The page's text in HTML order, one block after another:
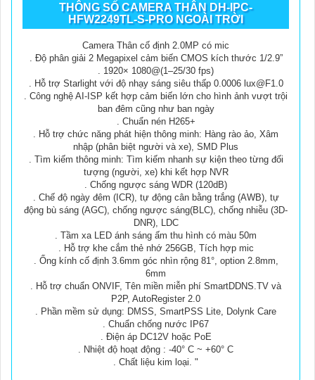
THÔNG SỐ CAMERA THÂN DH-IPC-
HFW2249TL-S-PRO NGOÀI TRỜI
Camera Thân cố định 2.0MP có mic
. Độ phân giải 2 Megapixel cảm biến CMOS kích thước 1/2.9”
. 1920× 1080@(1–25/30 fps)
. Hỗ trợ Starlight với độ nhạy sáng siêu thấp 0.0006 lux@F1.0
. Công nghệ AI-ISP kết hợp cảm biến lớn cho hình ảnh vượt trội
ban đêm cũng như ban ngày
. Chuẩn nén H265+
. Hỗ trợ chức năng phát hiện thông minh: Hàng rào ảo, Xâm
nhập (phân biệt người và xe), SMD Plus
. Tìm kiếm thông minh: Tìm kiếm nhanh sự kiện theo từng đối
tượng (người, xe) khi kết hợp NVR
. Chống ngược sáng WDR (120dB)
. Chế độ ngày đêm (ICR), tự động cân bằng trắng (AWB), tự
động bù sáng (AGC), chống ngược sáng(BLC), chống nhiễu (3D-
DNR), LDC
. Tầm xa LED ánh sáng ấm thu hình có màu 50m
. Hỗ trợ khe cắm thẻ nhớ 256GB, Tích hợp mic
. Ống kính cố định 3.6mm góc nhìn rộng 81°, option 2.8mm,
6mm
. Hỗ trợ chuẩn ONVIF, Tên miền miễn phí SmartDDNS.TV và
P2P, AutoRegister 2.0
. Phần mềm sử dụng: DMSS, SmartPSS Lite, Dolynk Care
. Chuẩn chống nước IP67
. Điện áp DC12V hoặc PoE
. Nhiệt độ hoạt động : -40° C ~ +60° C
. Chất liệu kim loại. "